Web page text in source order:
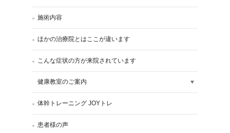
施術内容
ほかの治療院とはここが違います
こんな症状の方が来院されています
健康教室のご案内
体幹トレーニング JOYトレ
患者様の声